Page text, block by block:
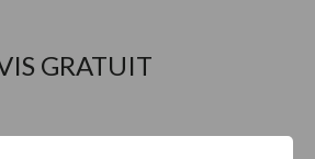
GRATUIT